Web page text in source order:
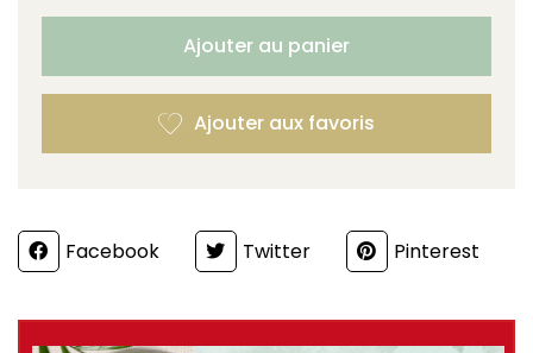
Ajouter au panier
PartagerFacebook Twitter Pinterest